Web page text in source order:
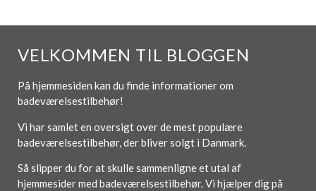
VELKOMMEN TIL BLOGGEN
På hjemmesiden kan du finde informationer om
badeværelsestilbehør!
Vi har samlet en oversigt over de mest populære
badeværelsestilbehør, der bliver solgt i Danmark.
Så slipper du for at skulle sammenligne et utal af
hjemmesider med badeværelsestilbehør. Vi hjælper dig på